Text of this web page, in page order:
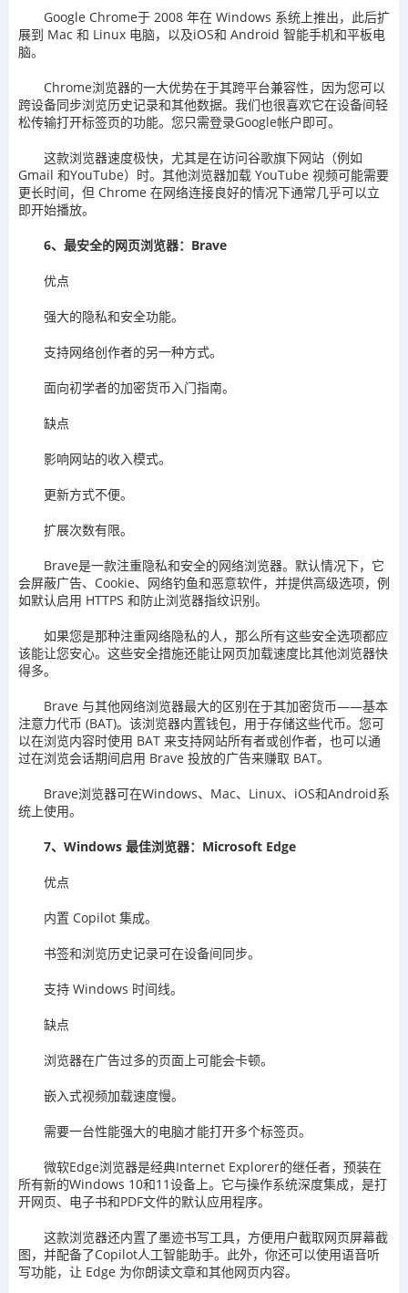
Google Chrome于 2008 年在 Windows 系统上推出，此后扩
展到 Mac 和 Linux 电脑，以及iOS和 Android 智能手机和平板电
脑。
Chrome浏览器的一大优势在于其跨平台兼容性，因为您可以
跨设备同步浏览历史记录和其他数据。我们也很喜欢它在设备间轻
松传输打开标签页的功能。您只需登录Google帐户即可。
这款浏览器速度极快，尤其是在访问谷歌旗下网站（例如
Gmail 和YouTube）时。其他浏览器加载 YouTube 视频可能需要
更长时间，但 Chrome 在网络连接良好的情况下通常几乎可以立
即开始播放。
6、最安全的网页浏览器：Brave
优点
强大的隐私和安全功能。
支持网络创作者的另一种方式。
面向初学者的加密货币入门指南。
缺点
影响网站的收入模式。
更新方式不便。
扩展次数有限。
Brave是一款注重隐私和安全的网络浏览器。默认情况下，它
会屏蔽广告、Cookie、网络钓鱼和恶意软件，并提供高级选项，例
如默认启用 HTTPS 和防止浏览器指纹识别。
如果您是那种注重网络隐私的人，那么所有这些安全选项都应
该能让您安心。这些安全措施还能让网页加载速度比其他浏览器快
得多。
Brave 与其他网络浏览器最大的区别在于其加密货币——基本
注意力代币 (BAT)。该浏览器内置钱包，用于存储这些代币。您可
以在浏览内容时使用 BAT 来支持网站所有者或创作者，也可以通
过在浏览会话期间启用 Brave 投放的广告来赚取 BAT。
Brave浏览器可在Windows、Mac、Linux、iOS和Android系
统上使用。
7、Windows 最佳浏览器：Microsoft Edge
优点
内置 Copilot 集成。
书签和浏览历史记录可在设备间同步。
支持 Windows 时间线。
缺点
浏览器在广告过多的页面上可能会卡顿。
嵌入式视频加载速度慢。
需要一台性能强大的电脑才能打开多个标签页。
微软Edge浏览器是经典Internet Explorer的继任者，预装在
所有新的Windows 10和11设备上。它与操作系统深度集成，是打
开网页、电子书和PDF文件的默认应用程序。
这款浏览器还内置了墨迹书写工具，方便用户截取网页屏幕截
图，并配备了Copilot人工智能助手。此外，你还可以使用语音听
写功能，让 Edge 为你朗读文章和其他网页内容。